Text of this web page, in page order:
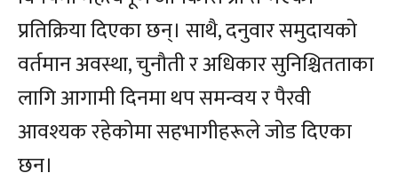
प्रतिक्रिया दिएका छन्। साथै, दनुवार समुदायको
वर्तमान अवस्था, चुनौती र अधिकार सुनिश्चितताका
लागि आगामी दिनमा थप समन्वय र पैरवी
आवश्यक रहेकोमा सहभागीहरूले जोड दिएका